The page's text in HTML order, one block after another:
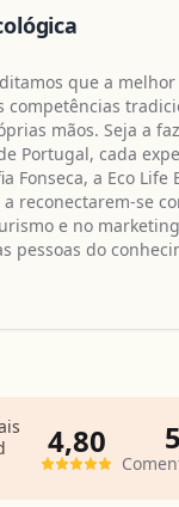
que a
competências
mãos. Seja a
Portugal, cada
Fonseca, a Eco
reconectarem-se
e no
pessoas do
4,80 5